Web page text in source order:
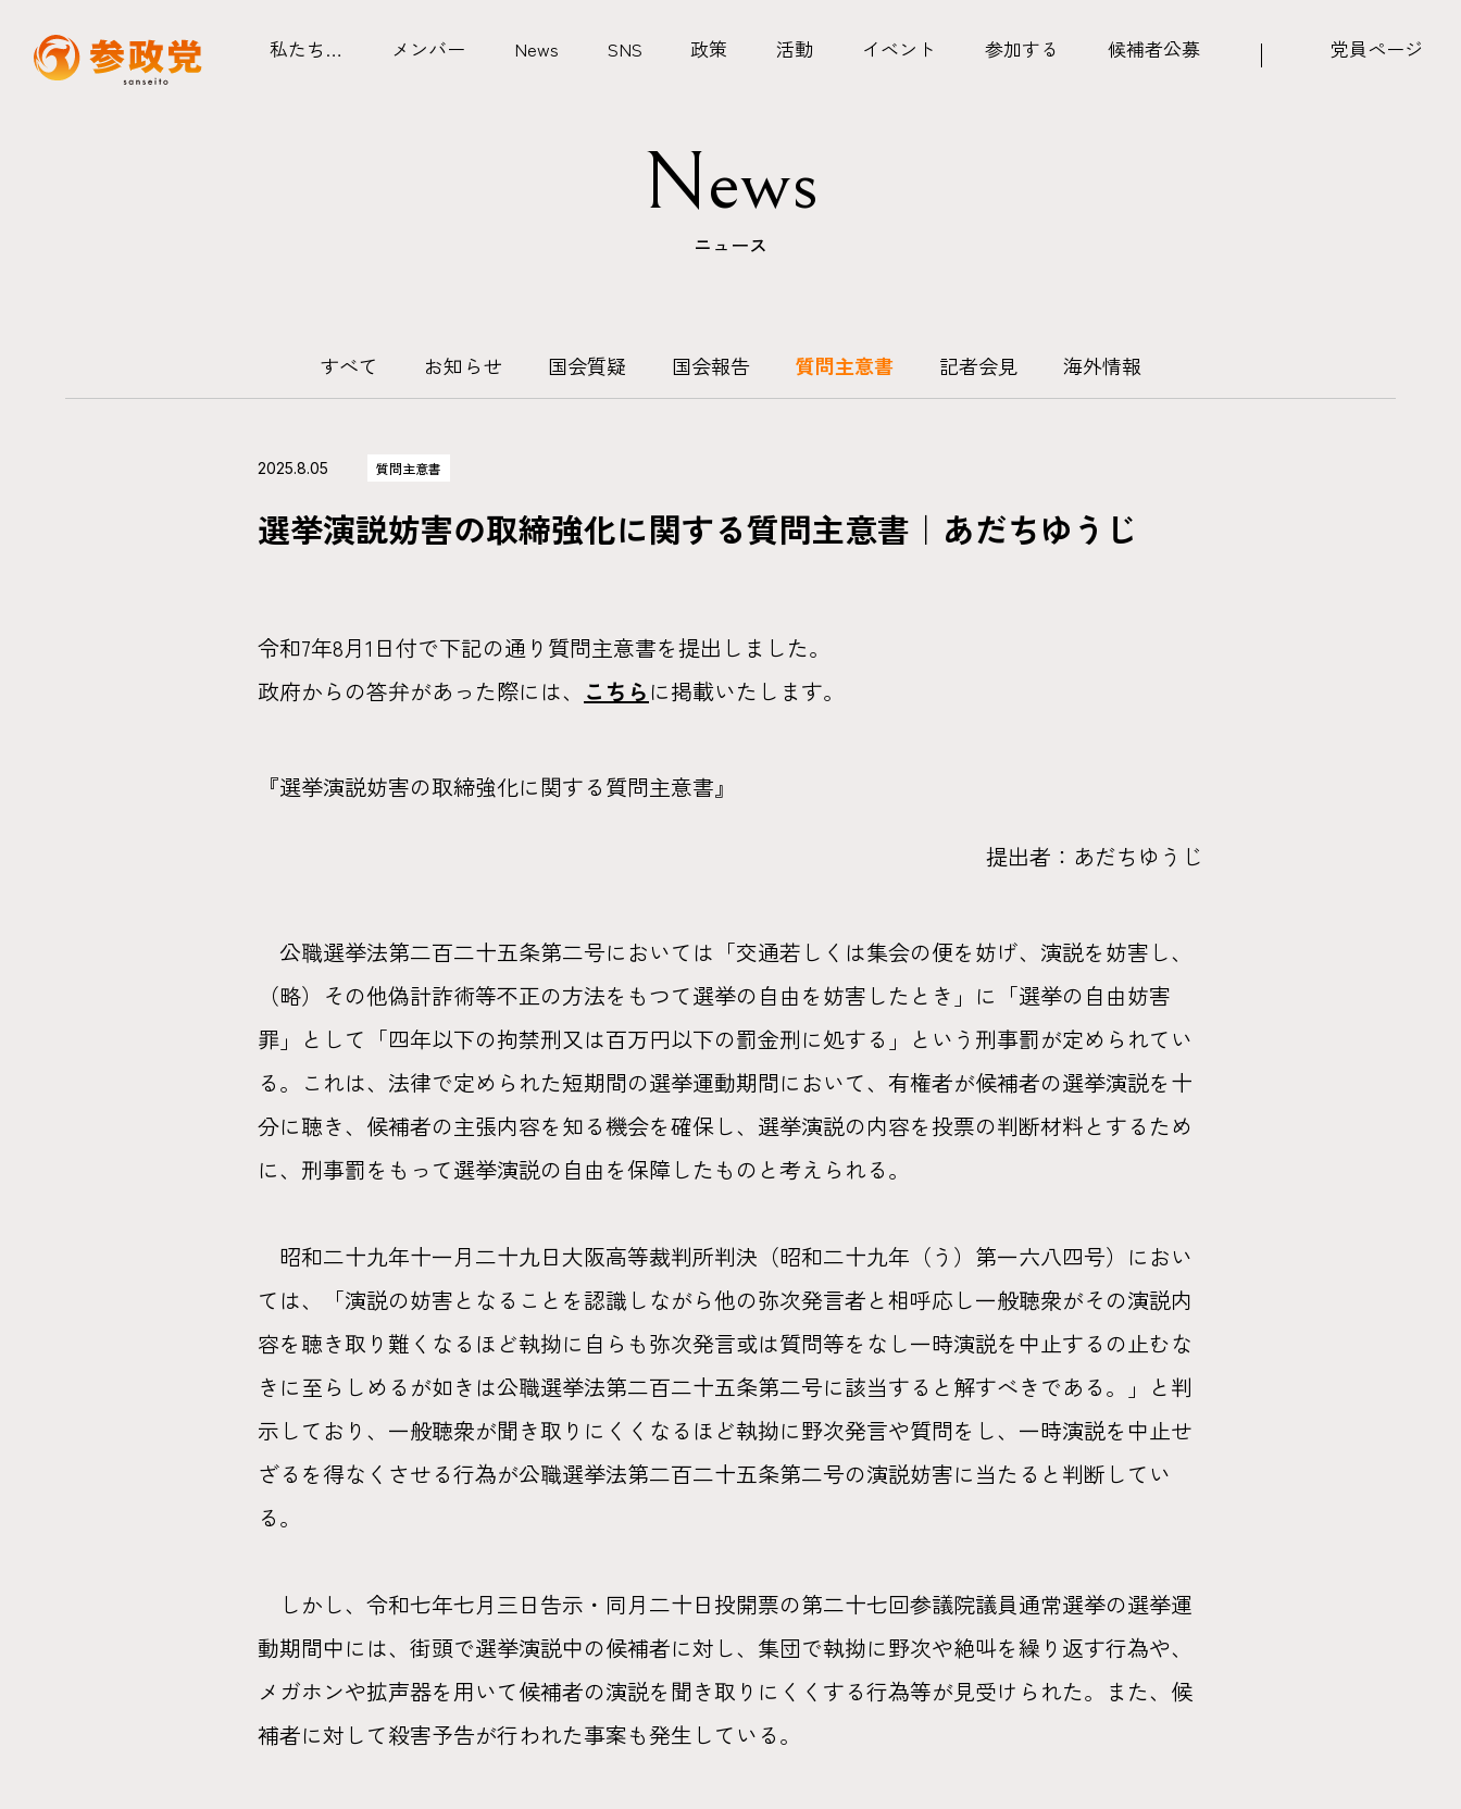
私たち… メンバー News SNS 政策 活動 イベント 参加する 候補者公募 党員ページ
News
ニュース
すべて お知らせ 国会質疑 国会報告 質問主意書 記者会見 海外情報
2025.8.05 質問主意書
選挙演説妨害の取締強化に関する質問主意書｜あだちゆうじ
令和7年8月1日付で下記の通り質問主意書を提出しました。
政府からの答弁があった際には、 こちら に掲載いたします。
『選挙演説妨害の取締強化に関する質問主意書』
提出者：あだちゆうじ
公職選挙法第二百二十五条第二号においては「交通若しくは集会の便を妨げ、演説を妨害し、
（略）その他偽計詐術等不正の方法をもつて選挙の自由を妨害したとき」に「選挙の自由妨害
罪」として「四年以下の拘禁刑又は百万円以下の罰金刑に処する」という刑事罰が定められてい
る。これは、法律で定められた短期間の選挙運動期間において、有権者が候補者の選挙演説を十
分に聴き、候補者の主張内容を知る機会を確保し、選挙演説の内容を投票の判断材料とするため
に、刑事罰をもって選挙演説の自由を保障したものと考えられる。
昭和二十九年十一月二十九日大阪高等裁判所判決（昭和二十九年（う）第一六八四号）におい
ては、「演説の妨害となることを認識しながら他の弥次発言者と相呼応し一般聴衆がその演説内
容を聴き取り難くなるほど執拗に自らも弥次発言或は質問等をなし一時演説を中止するの止むな
きに至らしめるが如きは公職選挙法第二百二十五条第二号に該当すると解すべきである。」と判
示しており、一般聴衆が聞き取りにくくなるほど執拗に野次発言や質問をし、一時演説を中止せ
ざるを得なくさせる行為が公職選挙法第二百二十五条第二号の演説妨害に当たると判断してい
る。
しかし、令和七年七月三日告示・同月二十日投開票の第二十七回参議院議員通常選挙の選挙運
動期間中には、街頭で選挙演説中の候補者に対し、集団で執拗に野次や絶叫を繰り返す行為や、
メガホンや拡声器を用いて候補者の演説を聞き取りにくくする行為等が見受けられた。また、候
補者に対して殺害予告が行われた事案も発生している。